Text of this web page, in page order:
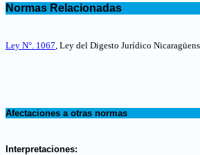
Normas Relacionadas
Ley N°. 1067, Ley del Digesto Jurídico
Afectaciones a otras normas
Interpretaciones: